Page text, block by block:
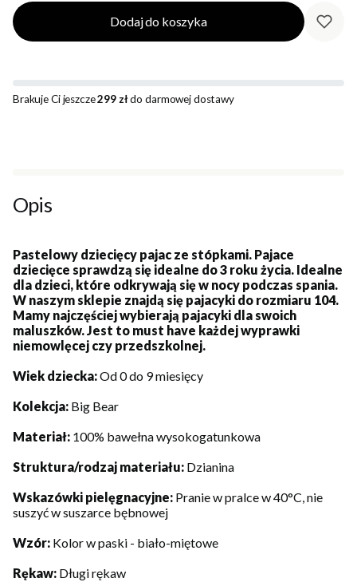
Dodaj do koszyka
Brakuje Ci jeszcze299 złdo darmowej dostawy
Opis
Pastelowy dziecięcy pajac ze stópkami. Pajace
dziecięce sprawdzą się idealne do 3 roku życia. Idealne
dla dzieci, które odkrywają się w nocy podczas spania.
W naszym sklepie znajdą się pajacyki do rozmiaru 104.
Mamy najczęściej wybierają pajacyki dla swoich
maluszków. Jest to must have każdej wyprawki
niemowlęcej czy przedszkolnej.
Wiek dziecka:Od 0 do 9 miesięcy
Kolekcja: Big Bear
Materiał: 100% bawełna wysokogatunkowa
Struktura/rodzaj materiału: Dzianina
Wskazówki pielęgnacyjne: Pranie w pralce w 40°C, nie
suszyć w suszarce bębnowej
Wzór: Kolor w paski - biało-miętowe
Rękaw: Długi rękaw